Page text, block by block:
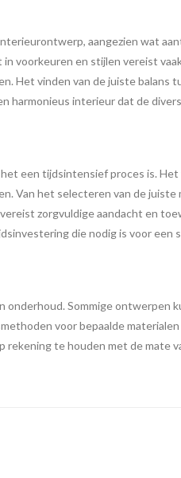
aangezien wat
voorkeuren en stijlen vereist
Het vinden van de juiste balans
harmonieus interieur dat de
een tijdsintensief proces is.
Van het selecteren van de
zorgvuldige aandacht en
die nodig is voor
Sommige
voor bepaalde
te houden met de mate